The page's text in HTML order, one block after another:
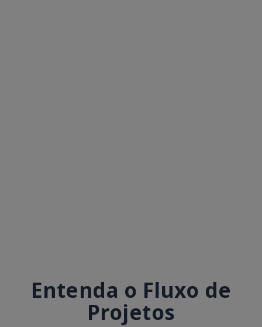
Entenda o Fluxo de
Projetos